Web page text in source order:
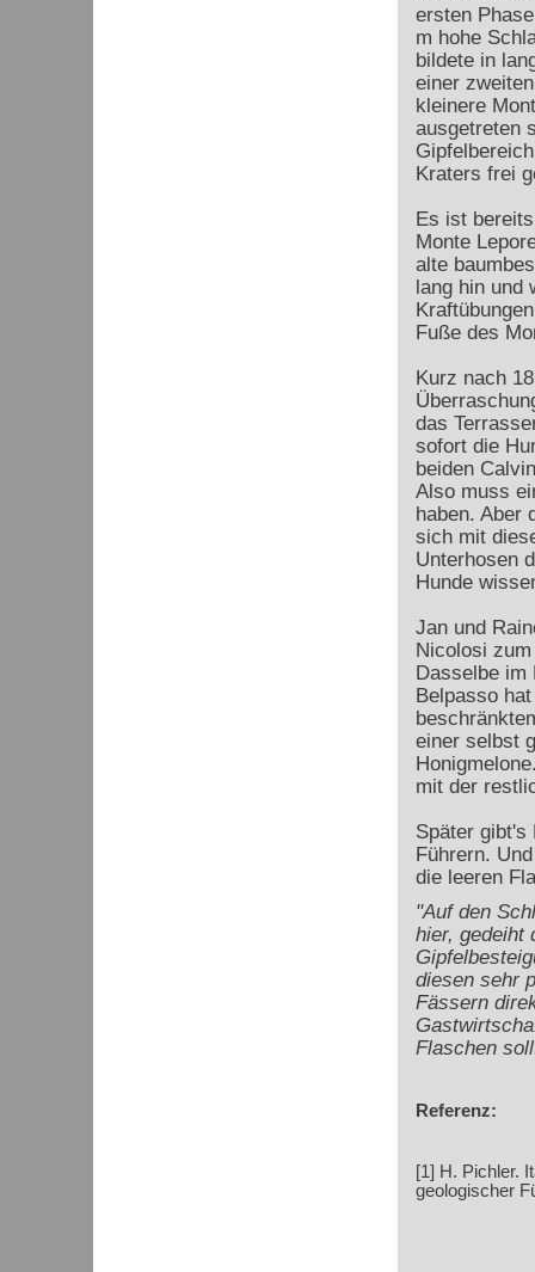
ersten
m hohe
bildete in
einer
kleinere
ausgetreten
Kraters frei
Es ist
Monte
alte
lang hin und
Fuße des
Kurz nach
das
sofort die
beiden
Also muss
haben. Aber
sich mit
Unterhosen
Hunde
Jan und
Nicolosi
Dasselbe im
Belpasso
einer selbst
mit der
Später gibt's
Führern.
die leeren
"Auf den
hier, gedeiht
diesen sehr
Fässern
Flaschen
Referenz:
[1] H. Pichler.
geologischer